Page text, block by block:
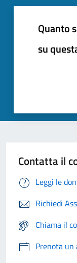
Quanto
su
Contatta il
Leggi le
Richiedi
Chiama il
Prenota